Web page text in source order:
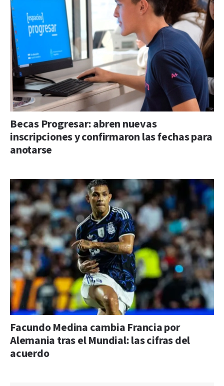
Becas Progresar: abren nuevas
inscripciones y confirmaron las fechas para
anotarse
Facundo Medina cambia Francia por
Alemania tras el Mundial: las cifras del
acuerdo